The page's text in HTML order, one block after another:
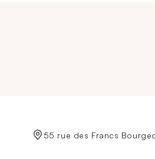
55 rue des Francs